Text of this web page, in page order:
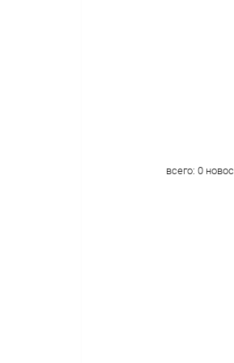
всего: 0